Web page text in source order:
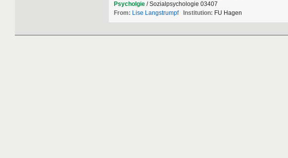
Psycholgie / Sozialpsychologie 03407
From: Lise Langstrumpf Institution: FU Hagen